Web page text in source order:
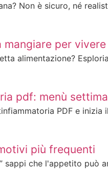
Non è sicuro, né
per
alimentazione?
pdf: menù
PDF e inizia
più frequenti
sappi che l'appetito può